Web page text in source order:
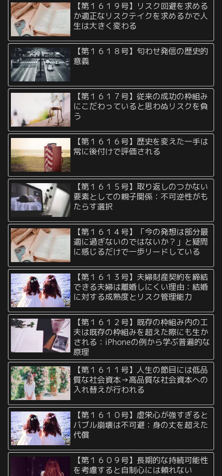
【第１６１９号】リスク回避を求める
か適正なリスクテイクを求めるかで人
生は大きく変わる
【第１６１８号】匂わせ発信の歴史的
意義
【第１６１７号】従来の成功の枠組み
にこだわっていると思わぬリスクを負
う
【第１６１６号】歴史を変えた一手は
常に後付けで評価される
【第１６１５号】取り返しのつかない
要素としての親子関係：不可逆性がも
たらす選択
【第１６１４号】「今の発想は部分最
適に過ぎないのではないか？」と疑問
に感じるだけで一歩リードしている
【第１６１３号】夫婦財産契約を締結
できる夫婦は離婚しにくい理由：結婚
に対する成熟度とリスク管理能力
【第１６１２号】既存の枠組み内の工
夫は既存の枠組みを超えた際にも生か
される：iPhoneの例から学ぶ普遍的な
原理
【第１６１１号】人生の節目には低品
質な社会資本→高品質な社会資本への
入れ替えが行われる
【第１６１０号】虚栄心が強すぎると
バブル崩壊は不可避：身の丈を超えた
代償
【第１６０９号】長期的な持続可能性
を考慮すると自制心には頼れない